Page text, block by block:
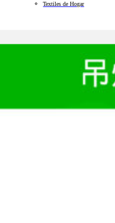
Textiles de Hogar